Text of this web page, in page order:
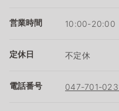
営業時間 10:00-20:00
定休日 不定休
電話番号 047-701-